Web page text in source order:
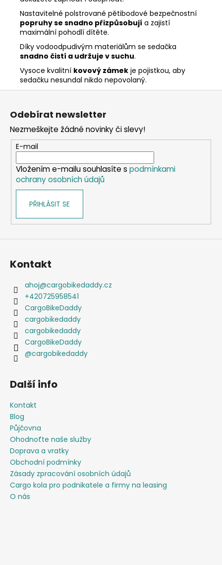
Nastavitelné polstrované pětibodové bezpečnostní
popruhy se snadno přizpůsobují a zajistí
maximální pohodlí dítěte.
Díky vodoodpudivým materiálům se sedačka
snadno čistí a udržuje v suchu.
Vysoce kvalitní kovový zámek je pojistkou, aby
sedačku nesundal nikdo nepovolaný.
Z
Odebírat newsletter
Nezmeškejte žádné novinky či slevy!
E-mail
Vložením e-mailu souhlasíte s podmínkami
ochrany osobních údajů
PŘIHLÁSIT SE
Kontakt
ahoj@cargobikedaddy.cz
+420725958541
CargoBikeDaddy
cargobikedaddy
cargobikedaddy
CargoBikeDaddy
@cargobikedaddy
Další info
Kontakt
Blog
Půjčovna
Ohodnoťte naše služby
Doprava a vratky
Obchodní podmínky
Zásady zpracování osobních údajů
Cargo kola pro podnikatele a firmy na leasing
O nás